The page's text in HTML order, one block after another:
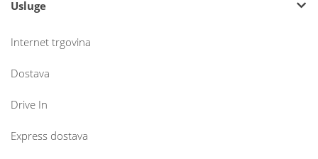
Usluge
Internet trgovina
Dostava
Drive In
Express dostava